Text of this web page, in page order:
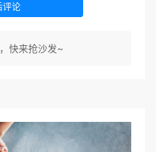
评论
快来抢沙发~